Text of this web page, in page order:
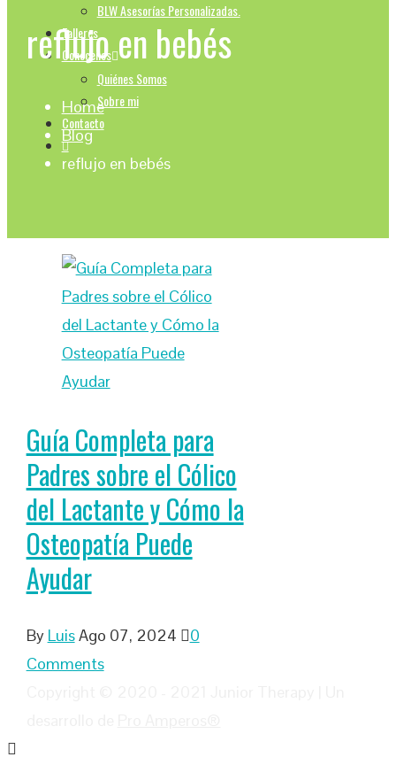
BLW Asesorías Personalizadas.
Talleres
Conocenos
Quiénes Somos
Sobre mi
Contacto
reflujo en bebés
Home
Blog
reflujo en bebés
Guía Completa para
Padres sobre el Cólico
del Lactante y Cómo la
Osteopatía Puede
Ayudar
By LuisAgo 07, 2024
0
Comments